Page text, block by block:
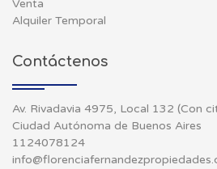
Venta
Alquiler Temporal
Contáctenos
Av. Rivadavia 4975, Local 132 (Con
Ciudad Autónoma de Buenos Aires
1124078124